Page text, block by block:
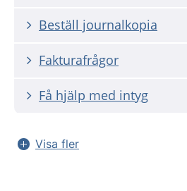
Beställ journalkopia
Fakturafrågor
Få hjälp med intyg
Visa fler